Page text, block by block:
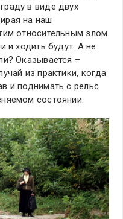
в виде двух
на наш
относительным злом
и ходить будут. А не
Оказывается –
из практики, когда
и поднимать с рельс
состоянии.